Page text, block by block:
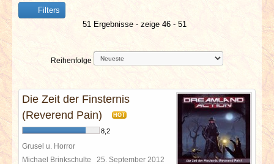
BERICHTE
VERLOSUNGEN
SPECIALS
REDAKTION
Filters
51 Ergebnisse - zeige 46 - 51
Reihenfolge
Die Zeit der Finsternis
(Reverend Pain)
HOT
8,2
Grusel u. Horror
Michael Brinkschulte 25. September 2012